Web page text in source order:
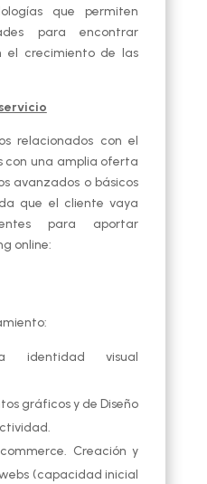
que permiten
para encontrar
el crecimiento de las
relacionados con el
con una amplia oferta
avanzados o básicos
que el cliente vaya
para aportar
online:
identidad visual
gráficos y de Diseño
Creación y
(capacidad inicial